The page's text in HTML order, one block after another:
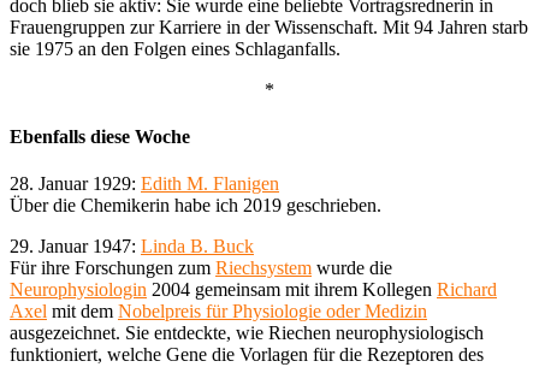
doch blieb sie aktiv: Sie wurde eine beliebte Vortragsrednerin in
Frauengruppen zur Karriere in der Wissenschaft. Mit 94 Jahren starb
sie 1975 an den Folgen eines Schlaganfalls.
*
Ebenfalls diese Woche
28. Januar 1929: Edith M. Flanigen
Über die Chemikerin habe ich 2019 geschrieben.
29. Januar 1947: Linda B. Buck
Für ihre Forschungen zum Riechsystem wurde die
Neurophysiologin 2004 gemeinsam mit ihrem Kollegen Richard
Axel mit dem Nobelpreis für Physiologie oder Medizin
ausgezeichnet. Sie entdeckte, wie Riechen neurophysiologisch
funktioniert, welche Gene die Vorlagen für die Rezeptoren des